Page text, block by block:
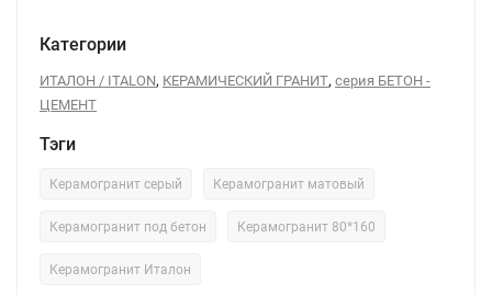
Категории
ИТАЛОН / ITALON, КЕРАМИЧЕСКИЙ ГРАНИТ, серия БЕТОН -
ЦЕМЕНТ
Тэги
Керамогранит серый Керамогранит матовый
Керамогранит под бетон Керамогранит 80*160
Керамогранит Италон